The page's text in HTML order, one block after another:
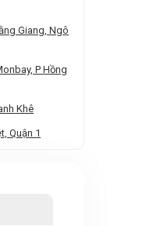
Giang, Ngô
P Hồng
Khê
Quận 1